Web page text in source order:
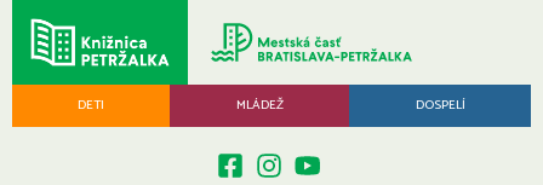
DETI MLÁDEŽ DOSPELÍ